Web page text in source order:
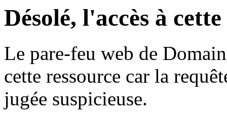
Désolé, l'accès à
Le pare-feu web de
cette ressource car la
jugée suspicieuse.